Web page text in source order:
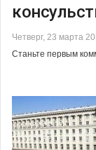
Четверг, 23 марта
Станьте первым